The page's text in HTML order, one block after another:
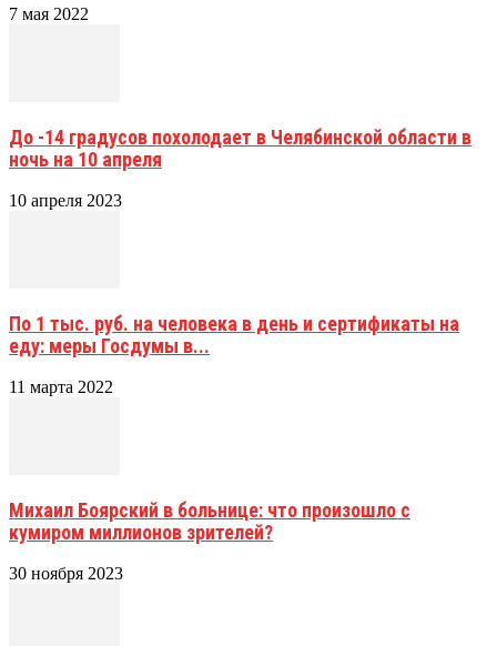
7 мая 2022
До -14 градусов похолодает в Челябинской области в
ночь на 10 апреля
10 апреля 2023
По 1 тыс. руб. на человека в день и сертификаты на
еду: меры Госдумы в...
11 марта 2022
Михаил Боярский в больнице: что произошло с
кумиром миллионов зрителей?
30 ноября 2023